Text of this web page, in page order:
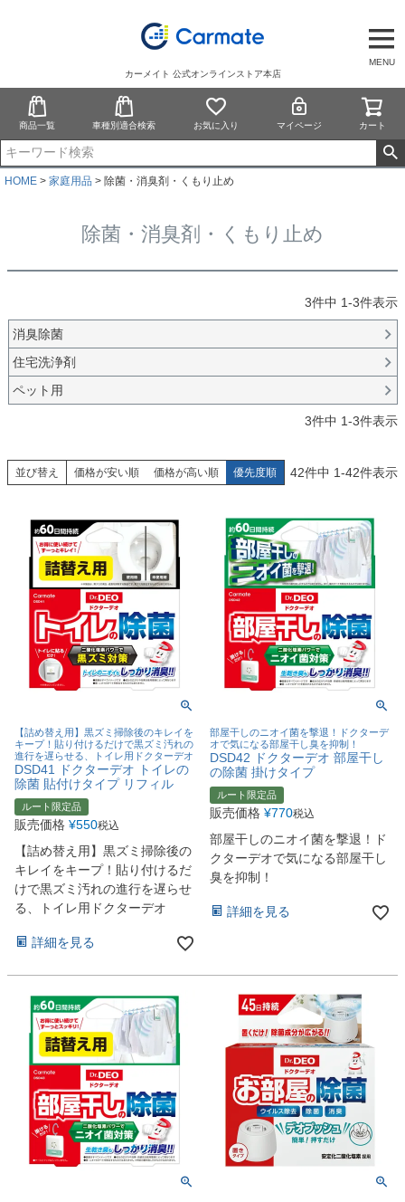
MENU
カーメイト 公式オンラインストア本店
商品一覧 車種別適合検索 お気に入り マイページ カート
HOME 家庭用品 除菌・消臭剤・くもり止め
除菌・消臭剤・くもり止め
3件中 1-3件表示
消臭除菌
住宅洗浄剤
ペット用
3件中 1-3件表示
並び替え 価格が安い順 価格が高い順 優先度順 42件中 1-42件表示
【詰め替え用】黒ズミ掃除後のキレイを
キープ！貼り付けるだけで黒ズミ汚れの
進行を遅らせる、トイレ用ドクターデオ
DSD41 ドクターデオ トイレの
除菌 貼付けタイプ リフィル
ルート限定品
販売価格 ¥550税込
【詰め替え用】黒ズミ掃除後の
キレイをキープ！貼り付けるだ
けで黒ズミ汚れの進行を遅らせ
る、トイレ用ドクターデオ
詳細を見る
部屋干しのニオイ菌を撃退！ドクターデ
オで気になる部屋干し臭を抑制！
DSD42 ドクターデオ 部屋干し
の除菌 掛けタイプ
ルート限定品
販売価格 ¥770税込
部屋干しのニオイ菌を撃退！ド
クターデオで気になる部屋干し
臭を抑制！
詳細を見る